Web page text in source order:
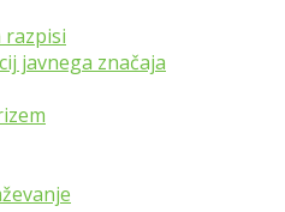
razpisi
javnega značaja